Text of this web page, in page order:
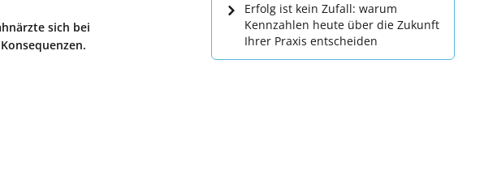
sich bei
Erfolg ist kein Zufall: warum
Kennzahlen heute über die Zukunft
Ihrer Praxis entscheiden